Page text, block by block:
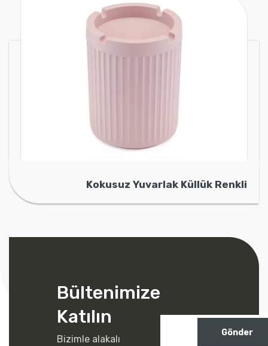
Kokusuz Yuvarlak Küllük Renkli
Bültenimize
Katılın
Bizimle alakalı
Gönder